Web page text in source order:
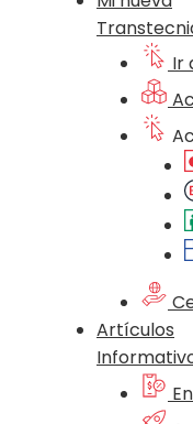
Ir
Artículos